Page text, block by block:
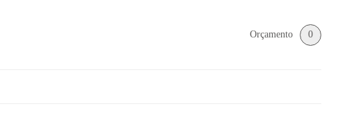
Orçamento 0